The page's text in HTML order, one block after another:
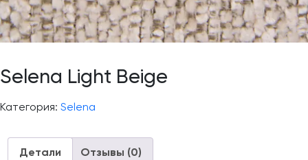
Selena Light Beige
Категория: Selena
Детали Отзывы (0)